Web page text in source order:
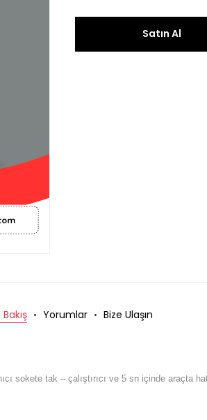
Satın Al
Yorumlar Bize Ulaşın
sokete tak – çalıştırıcı ve 5 sn içinde araçta